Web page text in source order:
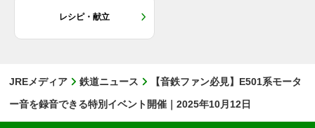
レシピ・献立
JREメディア 鉄道ニュース
【音鉄ファン必見】E501系モータ
ー音を録音できる特別イベント開催｜2025年10月12日